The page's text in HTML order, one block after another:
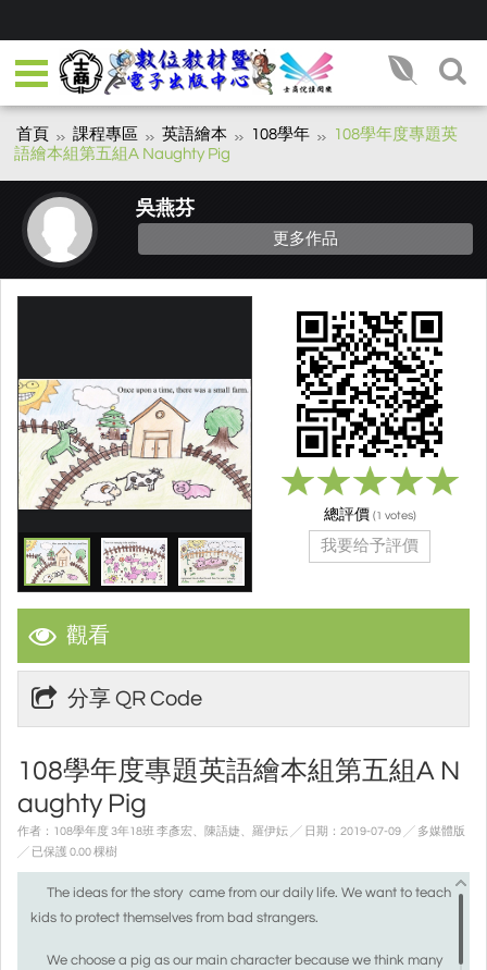
首頁 課程專區 英語繪本 108學年
108學年度專題英
語繪本組第五組A Naughty Pig
吳燕芬
更多作品
觀看
分享 QR Code
108學年度專題英語繪本組第五組A N
aughty Pig
作者：108學年度 3年18班 李彥宏、陳語婕、羅伊妘 ╱ 日期：2019-07-09 ╱ 多媒體版
╱ 已保護 0.00 棵樹
The ideas for the story came from our daily life. We want to teach
kids to protect themselves from bad strangers.
We choose a pig as our main character because we think many
總評價 (1 votes)
我要给予評價